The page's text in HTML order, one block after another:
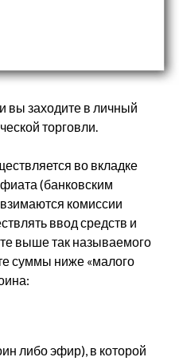
вы заходите в личный
торговли.
во вкладке
(банковским
комиссии
ввод средств и
выше так называемого
суммы ниже «малого
либо эфир), в которой